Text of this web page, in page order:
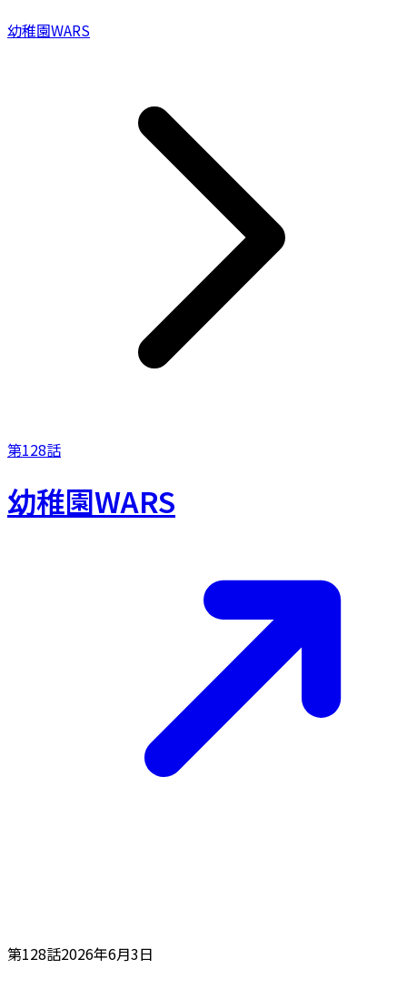
幼稚園WARS
第128話
幼稚園WARS
第128話2026年6月3日